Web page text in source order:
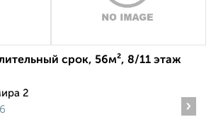
срок, 56м², 8/11 этаж
2
›